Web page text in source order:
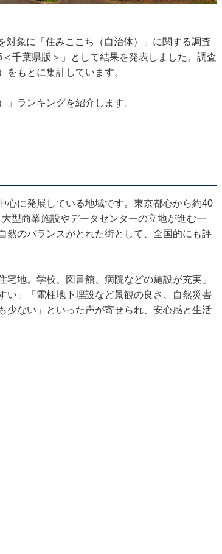
象に「住みここち（自治体）」に関する調査
千葉県版＞」として結果を発表しました。調査
もとに集計しています。
ランキングを紹介します。
心に発展している地域です。東京都心から約40
型商業施設やデータセンターの立地が進む一
然のバランスがとれた街として、全国的にも評
地。学校、図書館、病院などの施設が充実」
い」「電柱地下埋設など景観の良さ、自然災害
少ない」といった声が寄せられ、安心感と生活